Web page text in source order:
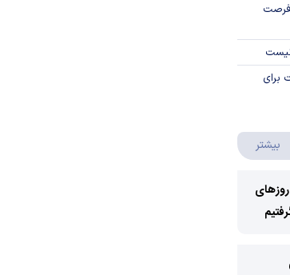
فرصت
برای
بیشتر درباره ویدئو ویژه